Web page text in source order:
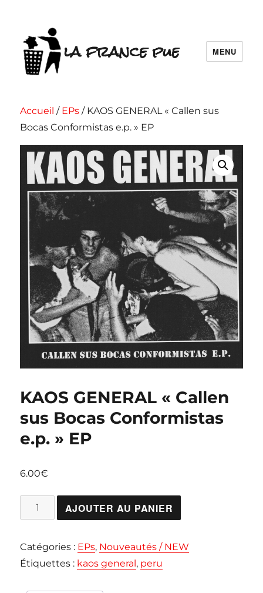
la france pue MENU
Accueil / EPs / KAOS GENERAL « Callen sus
Bocas Conformistas e.p. » EP
KAOS GENERAL « Callen
sus Bocas Conformistas
e.p. » EP
6.00€
quantité
de
GENERAL
"Callen
AJOUTER AU PANIER
Catégories : EPs, Nouveautés / NEW
Étiquettes : kaos general , peru